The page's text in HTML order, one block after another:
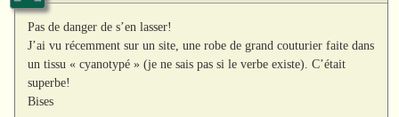
Pas de danger de s’en lasser!
J’ai vu récemment sur un site, une robe de grand couturier faite dans
un tissu « cyanotypé » (je ne sais pas si le verbe existe). C’était
superbe!
Bises